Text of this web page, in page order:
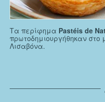
Τα περίφημα Pastéis de
πρωτοδημιουργήθηκαν στο
Λισαβόνα.